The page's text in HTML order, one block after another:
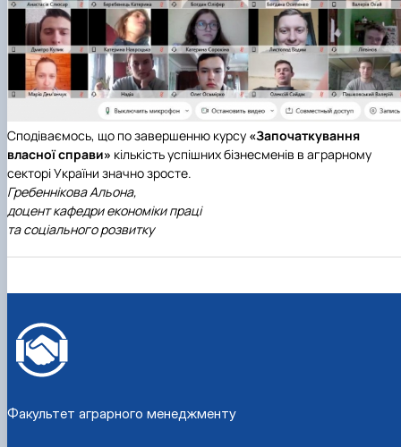
Сподіваємось, що по завершенню курсу «Започаткування
власної справи» кількість успішних бізнесменів в аграрному
секторі України значно зросте.
Гребеннікова Альона,
доцент кафедри економіки праці
та соціального розвитку
Факультет аграрного менеджменту